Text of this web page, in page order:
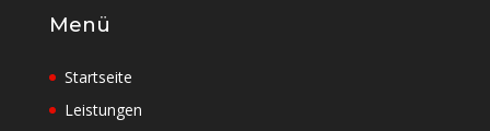
Menü
Startseite
Leistungen